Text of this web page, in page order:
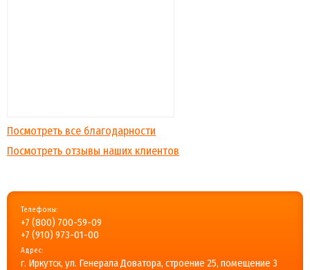
Посмотреть все благодарности
Посмотреть отзывы наших клиентов
Телефоны:
+7 (800) 700-59-09
+7 (910) 973-01-00
Адрес:
г. Иркутск, ул. Генерала Доватора, строение 25, помещение 3